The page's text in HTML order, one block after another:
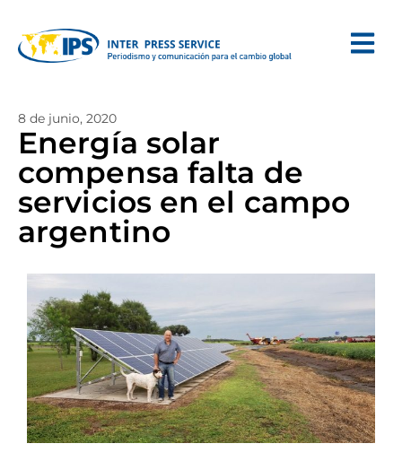
8 de junio, 2020
Energía solar
compensa falta de
servicios en el campo
argentino